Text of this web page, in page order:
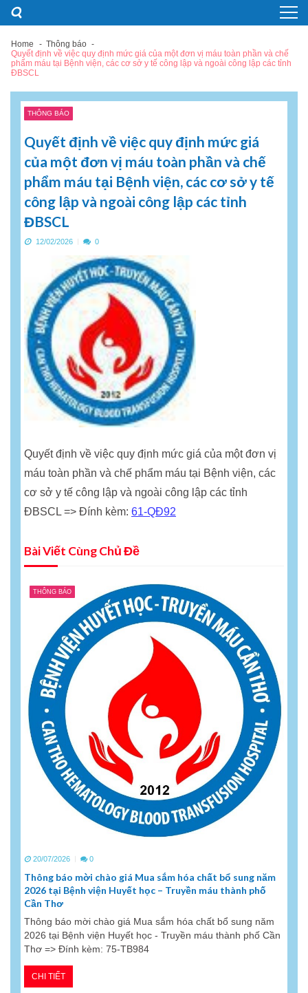
Skip
navigation
Skip
content
Home
Thông báo
Quyết định về việc quy định mức giá của một đơn vị máu toàn phần và chế
phẩm máu tại Bệnh viện, các cơ sở y tế công lập và ngoài công lập các tỉnh
ĐBSCL
THÔNG BÁO
Quyết định về việc quy định mức giá
của một đơn vị máu toàn phần và chế
phẩm máu tại Bệnh viện, các cơ sở y tế
công lập và ngoài công lập các tỉnh
ĐBSCL
12/02/2026 0
Quyết định về việc quy định mức giá của một đơn vị
máu toàn phần và chế phẩm máu tại Bệnh viện, các
cơ sở y tế công lập và ngoài công lập các tỉnh
ĐBSCL => Đính kèm: 61-QĐ92
Bài Viết Cùng Chủ Đề
THÔNG BÁO
20/07/2026 0
Thông báo mời chào giá Mua sắm hóa chất bổ sung năm
2026 tại Bệnh viện Huyết học – Truyền máu thành phố
Cần Thơ
Thông báo mời chào giá Mua sắm hóa chất bổ sung năm
2026 tại Bệnh viện Huyết học - Truyền máu thành phố Cần
Thơ => Đính kèm: 75-TB984
CHI TIẾT